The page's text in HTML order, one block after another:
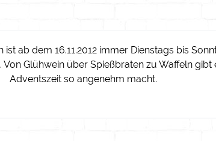
ist ab dem 16.11.2012 immer Dienstags bis
Glühwein über Spießbraten zu Waffeln
Adventszeit so angenehm macht.